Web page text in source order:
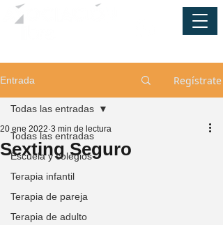
Entrada Regístrate
Todas las entradas
Escuela y colegios
Terapia infantil
Terapia de pareja
Terapia de adulto
Todas las entradas
Sexting Seguro
20 ene 2022 3 min de lectura